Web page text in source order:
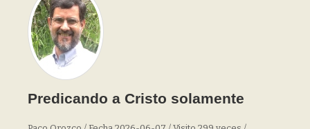
Predicando a Cristo solamente